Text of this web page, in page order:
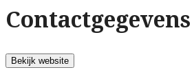
Contactgegevens
Bekijk website